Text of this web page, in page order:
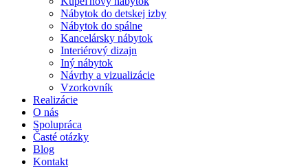
Nábytok do detskej izby
Nábytok do spálne
Kancelársky nábytok
Interiérový dizajn
Iný nábytok
Návrhy a vizualizácie
Vzorkovník
Realizácie
O nás
Spolupráca
Časté otázky
Blog
Kontakt